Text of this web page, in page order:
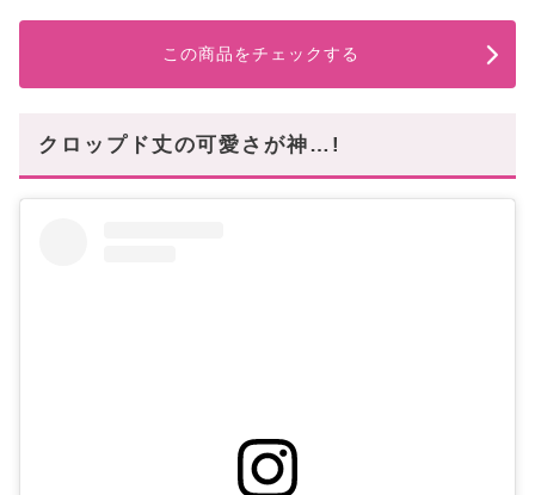
この商品をチェックする
クロップド丈の可愛さが神…!